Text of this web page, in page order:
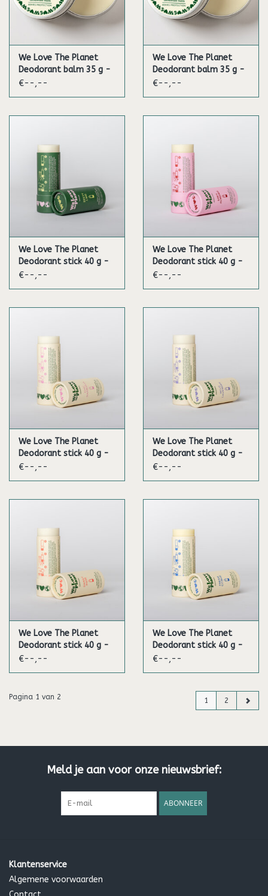
We Love The Planet
Deodorant balm 35 g -
Sweet Rose (Vegan)
€--,--
We Love The Planet
Deodorant balm 35 g -
Fresh Citrus (Vegan)
€--,--
We Love The Planet
Deodorant stick 40 g -
Zesty Lime (Vegan)
€--,--
We Love The Planet
Deodorant stick 40 g -
Soft Almond (Sensitive)
€--,--
We Love The Planet
Deodorant stick 40 g -
Chic Magnolia
€--,--
We Love The Planet
Deodorant stick 40 g -
Wild Lavender
€--,--
We Love The Planet
Deodorant stick 40 g -
Sweet Rose
€--,--
We Love The Planet
Deodorant stick 40 g -
Fresh Citrus
€--,--
Pagina 1 van 2 1 2
Meld je aan voor onze nieuwsbrief:
ABONNEER
Klantenservice
Algemene voorwaarden